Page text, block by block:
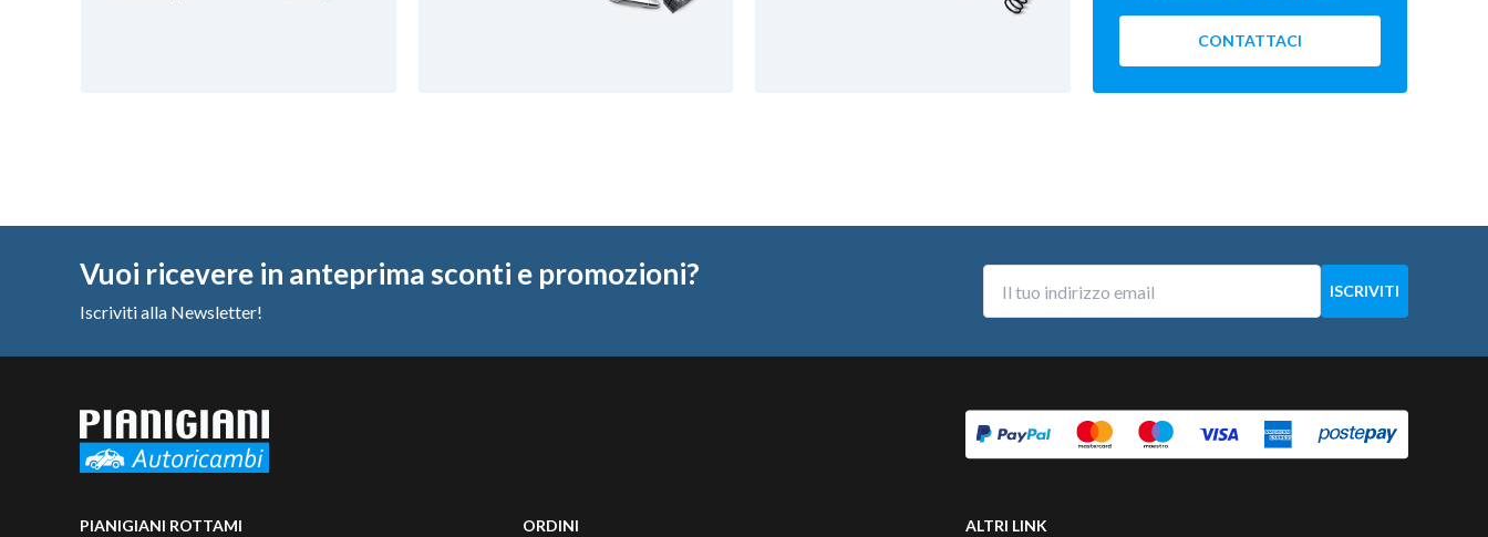
CONTATTACI
Vuoi ricevere in anteprima sconti e promozioni?
Iscriviti alla Newsletter!
PIANIGIANI ROTTAMI ORDINI ALTRI LINK